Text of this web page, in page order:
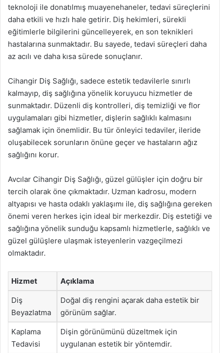
teknoloji ile donatılmış muayenehaneler, tedavi süreçlerini
daha etkili ve hızlı hale getirir. Diş hekimleri, sürekli
eğitimlerle bilgilerini güncelleyerek, en son teknikleri
hastalarına sunmaktadır. Bu sayede, tedavi süreçleri daha
az acılı ve daha kısa sürede sonuçlanır.
Cihangir Diş Sağlığı, sadece estetik tedavilerle sınırlı
kalmayıp, diş sağlığına yönelik koruyucu hizmetler de
sunmaktadır. Düzenli diş kontrolleri, diş temizliği ve flor
uygulamaları gibi hizmetler, dişlerin sağlıklı kalmasını
sağlamak için önemlidir. Bu tür önleyici tedaviler, ileride
oluşabilecek sorunların önüne geçer ve hastaların ağız
sağlığını korur.
Avcılar Cihangir Diş Sağlığı, güzel gülüşler için doğru bir
tercih olarak öne çıkmaktadır. Uzman kadrosu, modern
altyapısı ve hasta odaklı yaklaşımı ile, diş sağlığına gereken
önemi veren herkes için ideal bir merkezdir. Diş estetiği ve
sağlığına yönelik sunduğu kapsamlı hizmetlerle, sağlıklı ve
güzel gülüşlere ulaşmak isteyenlerin vazgeçilmezi
olmaktadır.
Hizmet Açıklama
Diş
Beyazlatma
Doğal diş rengini açarak daha estetik bir
görünüm sağlar.
Kaplama
Tedavisi
Dişin görünümünü düzeltmek için
uygulanan estetik bir yöntemdir.